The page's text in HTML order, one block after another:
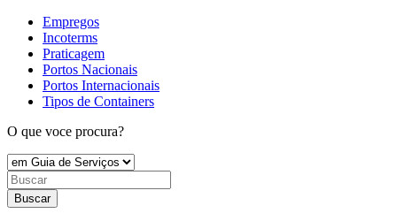
Empregos
Incoterms
Praticagem
Portos Nacionais
Portos Internacionais
Tipos de Containers
O que voce procura?
Buscar